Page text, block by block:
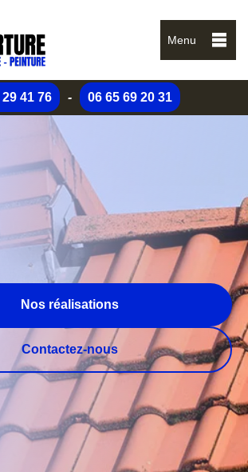
Menu
41 76 - 06 65 69 20 31
Nos réalisations
Contactez-nous